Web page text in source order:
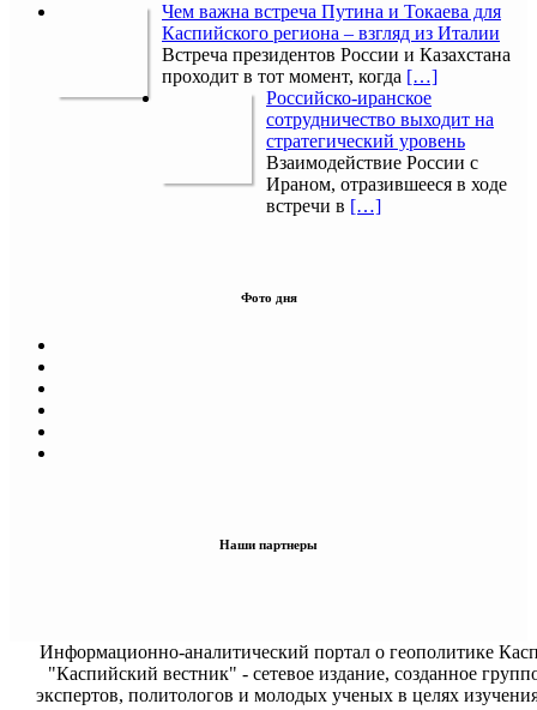
Чем важна встреча Путина и Токаева для
Каспийского региона – взгляд из Италии
Встреча президентов России и Казахстана
проходит в тот момент, когда […]
Российско-иранское
сотрудничество выходит на
стратегический уровень
Взаимодействие России с
Ираном, отразившееся в ходе
встречи в […]
Фото дня
Наши партнеры
Информационно-аналитический портал о геополитике
"Каспийский вестник" - сетевое издание, созданное
экспертов, политологов и молодых ученых в целях